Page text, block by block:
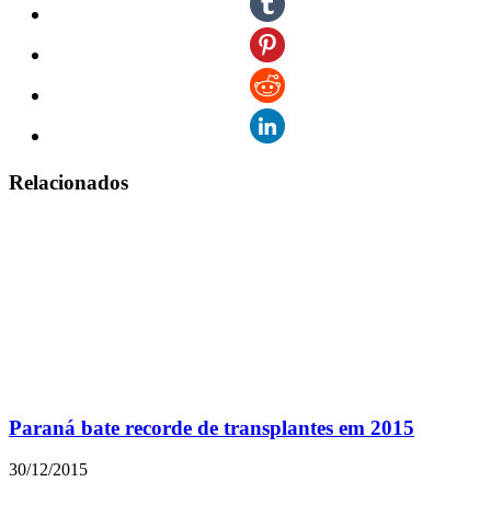
Relacionados
Paraná bate recorde de transplantes em 2015
30/12/2015